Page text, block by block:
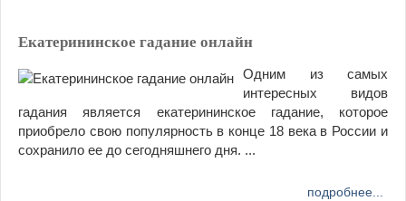
Екатерининское гадание онлайн
Одним из самых
интересных видов
гадания является екатерининское гадание, которое
приобрело свою популярность в конце 18 века в России и
сохранило ее до сегодняшнего дня. ...
подробнее...